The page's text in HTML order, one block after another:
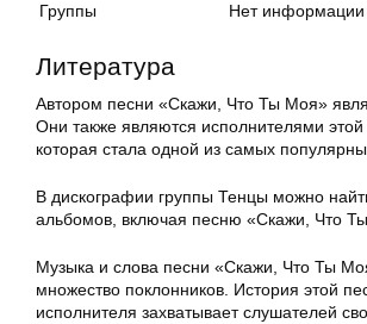
Группы
Нет информации
Литература
Автором песни «Скажи, Что Ты Моя»
Они также являются исполнителями
которая стала одной из самых
В дискографии группы Тенцы можно
альбомов, включая песню «Скажи, Что
Музыка и слова песни «Скажи, Что Ты
множество поклонников. История этой
исполнителя захватывает слушателей